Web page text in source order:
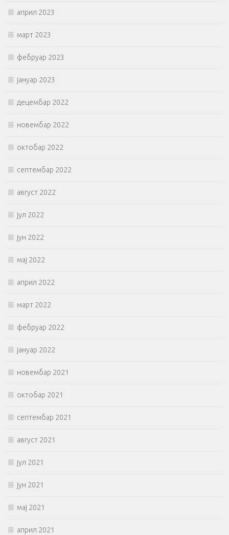
април 2023
март 2023
фебруар 2023
јануар 2023
децембар 2022
новембар 2022
октобар 2022
септембар 2022
август 2022
јул 2022
јун 2022
мај 2022
април 2022
март 2022
фебруар 2022
јануар 2022
новембар 2021
октобар 2021
септембар 2021
август 2021
јул 2021
јун 2021
мај 2021
април 2021